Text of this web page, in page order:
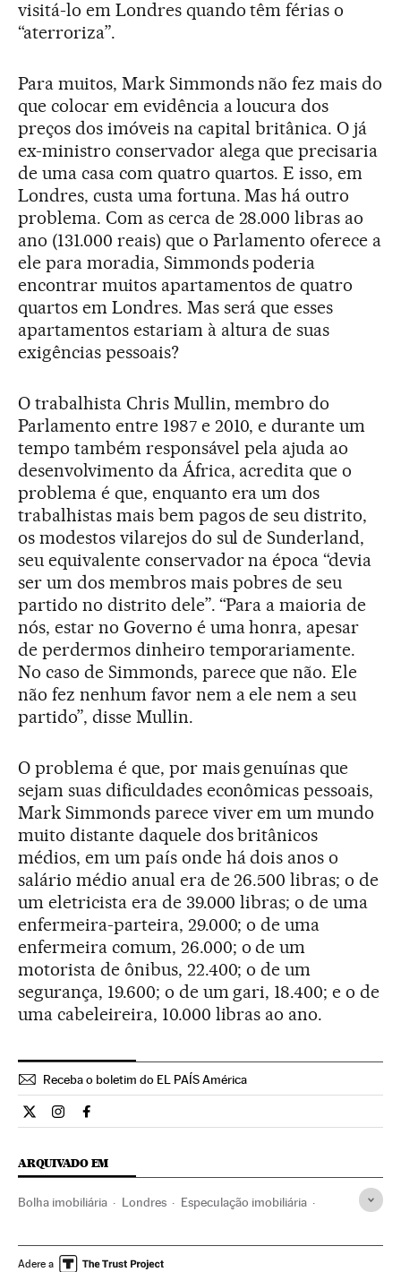
visitá-lo em Londres quando têm férias o
“aterroriza”.
Para muitos, Mark Simmonds não fez mais do
que colocar em evidência a loucura dos
preços dos imóveis na capital britânica. O já
ex-ministro conservador alega que precisaria
de uma casa com quatro quartos. E isso, em
Londres, custa uma fortuna. Mas há outro
problema. Com as cerca de 28.000 libras ao
ano (131.000 reais) que o Parlamento oferece a
ele para moradia, Simmonds poderia
encontrar muitos apartamentos de quatro
quartos em Londres. Mas será que esses
apartamentos estariam à altura de suas
exigências pessoais?
O trabalhista Chris Mullin, membro do
Parlamento entre 1987 e 2010, e durante um
tempo também responsável pela ajuda ao
desenvolvimento da África, acredita que o
problema é que, enquanto era um dos
trabalhistas mais bem pagos de seu distrito,
os modestos vilarejos do sul de Sunderland,
seu equivalente conservador na época “devia
ser um dos membros mais pobres de seu
partido no distrito dele”. “Para a maioria de
nós, estar no Governo é uma honra, apesar
de perdermos dinheiro temporariamente.
No caso de Simmonds, parece que não. Ele
não fez nenhum favor nem a ele nem a seu
partido”, disse Mullin.
O problema é que, por mais genuínas que
sejam suas dificuldades econômicas pessoais,
Mark Simmonds parece viver em um mundo
muito distante daquele dos britânicos
médios, em um país onde há dois anos o
salário médio anual era de 26.500 libras; o de
um eletricista era de 39.000 libras; o de uma
enfermeira-parteira, 29.000; o de uma
enfermeira comum, 26.000; o de um
motorista de ônibus, 22.400; o de um
segurança, 19.600; o de um gari, 18.400; e o de
uma cabeleireira, 10.000 libras ao ano.
Receba o boletim do EL PAÍS América
Internacional El País Brasil en Twitter
Internacional El País Brasil en Instagram
Internacional El País Brasil en Facebook
ARQUIVADO EM
Bolha imobiliária Londres Especulação imobiliária
Desenvolvimento urbano
Adere a